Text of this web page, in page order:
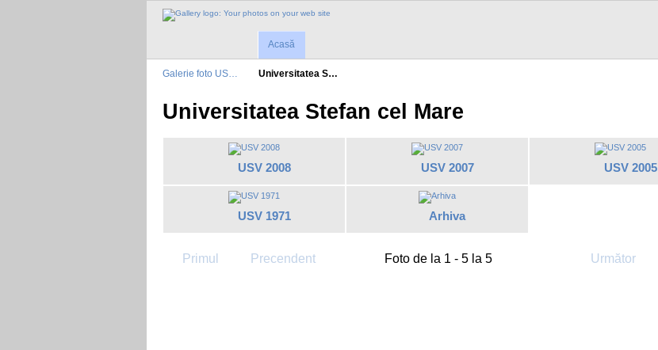
Acasă
Galerie foto US… Universitatea S…
Universitatea Stefan cel Mare
USV 2008 USV 2007 USV 2005
USV 1971 Arhiva
Primul Precendent Foto de la 1 - 5 la 5 Următor